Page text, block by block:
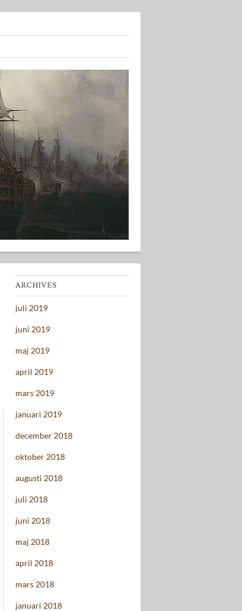
ARCHIVES
juli 2019
juni 2019
maj 2019
april 2019
mars 2019
januari 2019
december 2018
oktober 2018
augusti 2018
juli 2018
juni 2018
maj 2018
april 2018
mars 2018
januari 2018